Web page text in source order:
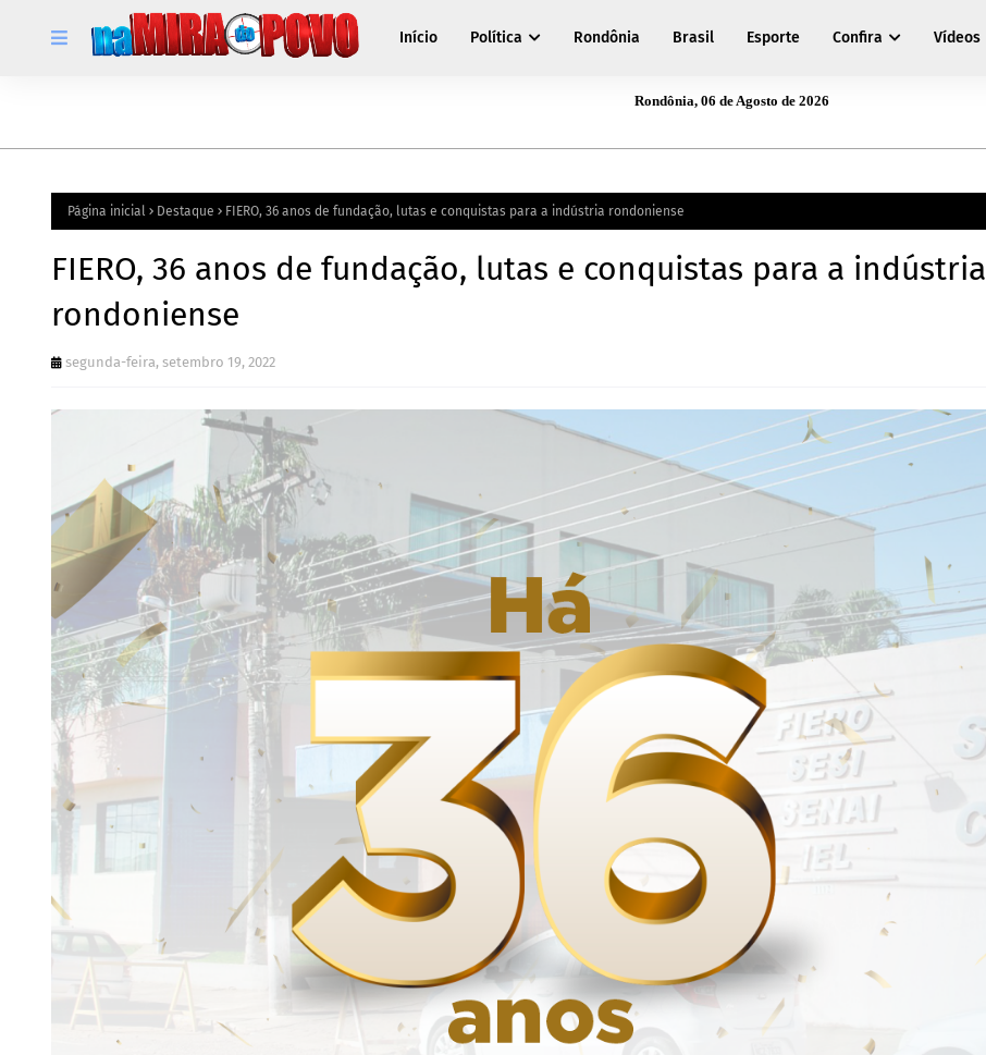
Início Política Rondônia Brasil Esporte Confira Vídeos
Rondônia, 06 de Agosto de 2026
Página inicial Destaque FIERO, 36 anos de fundação, lutas e conquistas para a indústria rondoniense
FIERO, 36 anos de fundação, lutas e conquistas para a indústria
rondoniense
segunda-feira, setembro 19, 2022